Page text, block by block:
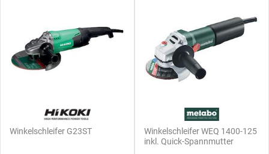
Winkelschleifer G23ST
Winkelschleifer WEQ 1400-125
inkl. Quick-Spannmutter